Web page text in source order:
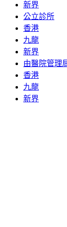
新界
公立診所
香港
九龍
新界
由醫院管理
香港
九龍
新界